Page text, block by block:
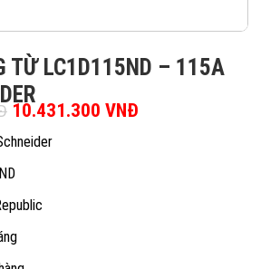
TỪ LC1D115ND – 115A
Giá gốc là: 17.385.500 VNĐ.
10.431.300 VNĐ